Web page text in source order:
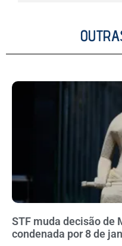
STF muda decisão de
condenada por 8 de